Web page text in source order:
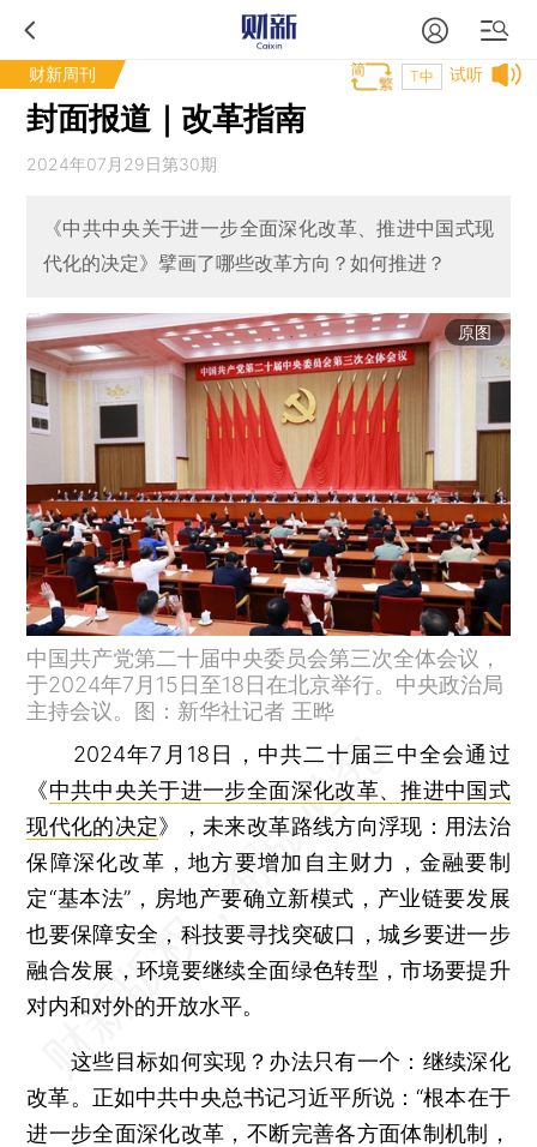
财新周刊 试听
T中
封面报道｜改革指南
2024年07月29日第30期
《中共中央关于进一步全面深化改革、推进中国式现
代化的决定》擘画了哪些改革方向？如何推进？
原图
中国共产党第二十届中央委员会第三次全体会议，
于2024年7月15日至18日在北京举行。中央政治局
主持会议。图：新华社记者 王晔
2024年7月18日，中共二十届三中全会通过
《中共中央关于进一步全面深化改革、推进中国式
现代化的决定》，未来改革路线方向浮现：用法治
保障深化改革，地方要增加自主财力，金融要制
定“基本法”，房地产要确立新模式，产业链要发展
也要保障安全，科技要寻找突破口，城乡要进一步
融合发展，环境要继续全面绿色转型，市场要提升
对内和对外的开放水平。
这些目标如何实现？办法只有一个：继续深化
改革。正如中共中央总书记习近平所说：“根本在于
进一步全面深化改革，不断完善各方面体制机制，